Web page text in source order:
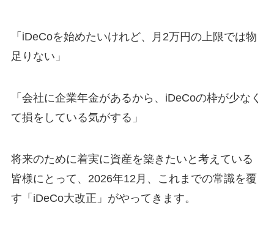
「iDeCoを始めたいけれど、月2万円の上限では物
足りない」
「会社に企業年金があるから、iDeCoの枠が少なく
て損をしている気がする」
将来のために着実に資産を築きたいと考えている
皆様にとって、2026年12月、これまでの常識を覆
す「iDeCo大改正」がやってきます。